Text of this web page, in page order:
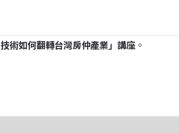
技術如何翻轉台灣房仲產業」講座。